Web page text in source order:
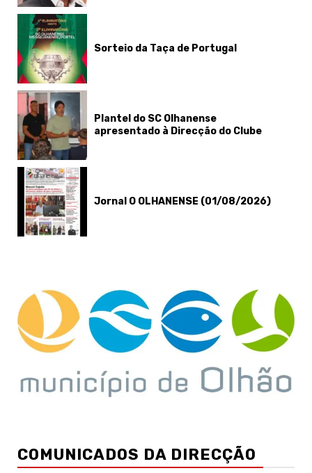
Sorteio da Taça de Portugal
Plantel do SC Olhanense
apresentado à Direcção do Clube
Jornal O OLHANENSE (01/08/2026)
COMUNICADOS DA DIRECÇÃO